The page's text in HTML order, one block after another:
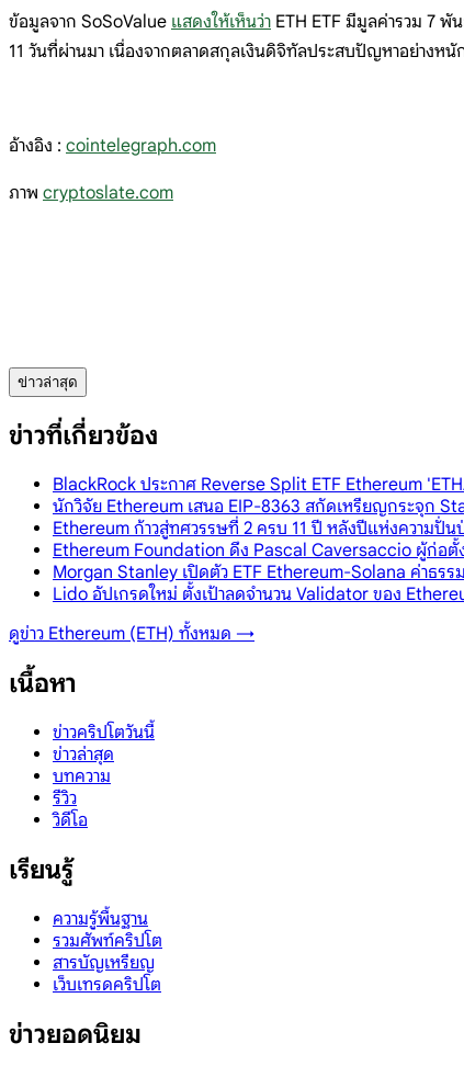
ข้อมูลจาก SoSoValue แสดงให้เห็นว่า ETH ETF มีมูลค่ารวม 7 พั
11 วันที่ผ่านมา เนื่องจากตลาดสกุลเงินดิจิทัลประสบปัญหาอย่างหนั
อ้างอิง : cointelegraph.com
ภาพ cryptoslate.com
ข่าวล่าสุด
ข่าวที่เกี่ยวข้อง
BlackRock ประกาศ Reverse Split ETF Ethereum
นักวิจัย Ethereum เสนอ EIP-8363 สกัดเหรียญกระจุก
Ethereum ก้าวสู่ทศวรรษที่ 2 ครบ 11 ปี หลังปีแห่งความปั่
Ethereum Foundation ดึง Pascal Caversaccio ผู้ก่อตั้
Morgan Stanley เปิดตัว ETF Ethereum-Solana ค่าธร
Lido อัปเกรดใหม่ ตั้งเป้าลดจำนวน Validator ของ
ดูข่าว Ethereum (ETH) ทั้งหมด →
เนื้อหา
ข่าวคริปโตวันนี้
ข่าวล่าสุด
บทความ
รีวิว
วิดีโอ
เรียนรู้
ความรู้พื้นฐาน
รวมศัพท์คริปโต
สารบัญเหรียญ
เว็บเทรดคริปโต
ข่าวยอดนิยม